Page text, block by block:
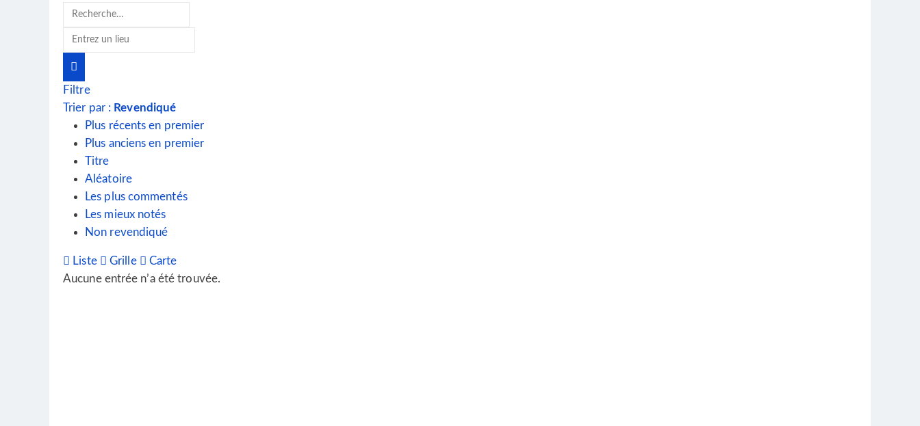
Filtre
Trier par : Revendiqué
Plus récents en premier
Plus anciens en premier
Titre
Aléatoire
Les plus commentés
Les mieux notés
Non revendiqué
Liste Grille
Carte
Aucune entrée n’a été trouvée.